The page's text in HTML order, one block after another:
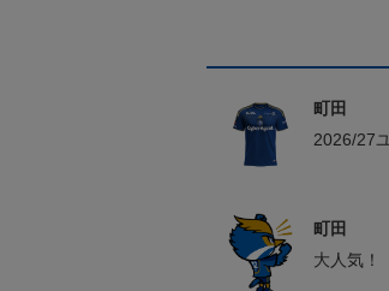
町田
2026/27
町田
大人気！